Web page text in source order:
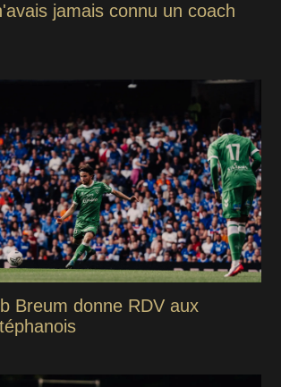
jamais connu un coach
Breum donne RDV aux